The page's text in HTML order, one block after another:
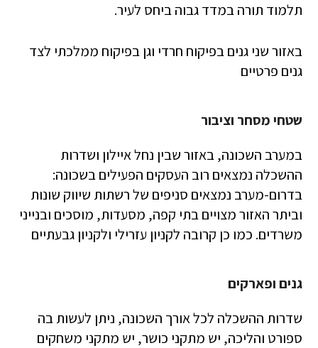
תלמוד תורה במדד גבוה ביחס לעיר.
באזור שני גנים בפיקוח חרדי וגן בפיקוח ממלכתי לצד
גנים פרטיים
שטחי מסחר וציבור
במערב השכונה, באזור שבין נחל איילון ושדרות
ההשכלה נמצאים רוב העסקים הפעילים בשכונה:
בדרום-מערב נמצאים סניפים של רשתות שיווק שונות
וביתר האזור מצויים בתי קפה, מסעדות, מוסכים ובנייני
משרדים. כמו כן קרובה לקניון עזרילי ולקניון גבעתיים
גנים ופארקים
שדרות ההשכלה לכל אורך השכונה, ניתן לעשות בה
ספורט והליכה, יש מתקני כושר, יש מתקני משחקים